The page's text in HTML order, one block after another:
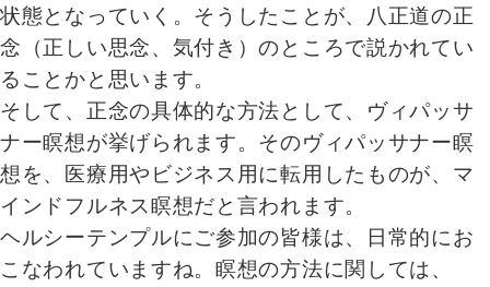
状態となっていく。そうしたことが、八正道の正
念（正しい思念、気付き）のところで説かれてい
ることかと思います。
そして、正念の具体的な方法として、ヴィパッサ
ナー瞑想が挙げられます。そのヴィパッサナー瞑
想を、医療用やビジネス用に転用したものが、マ
インドフルネス瞑想だと言われます。
ヘルシーテンプルにご参加の皆様は、日常的にお
こなわれていますね。瞑想の方法に関しては、